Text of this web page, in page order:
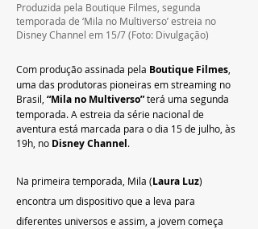
Produzida pela Boutique Filmes, segunda
temporada de ‘Mila no Multiverso’ estreia no
Disney Channel em 15/7 (Foto: Divulgação)
Com produção assinada pela Boutique Filmes,
uma das produtoras pioneiras em streaming no
Brasil, “Mila no Multiverso” terá uma segunda
temporada. A estreia da série nacional de
aventura está marcada para o dia 15 de julho, às
19h, no Disney Channel.
Na primeira temporada, Mila (Laura Luz)
encontra um dispositivo que a leva para
diferentes universos e assim, a jovem começa